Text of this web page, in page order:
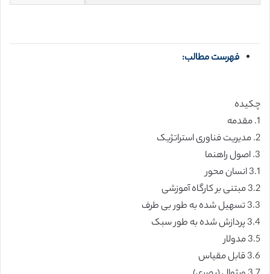
فهرست مطالب:
چکیده
1. مقدمه
2. مدیریت فناوری استراتژیک
3. اصول راهنما
3.1 انسان محور
3.2 مبتنی بر کارگاه آموزشی
3.3 تسهیل شده به طور بی طرف
3.4 پردازش شده به طور سبک
3.5 مدولار
3.6 قابل مقیاس